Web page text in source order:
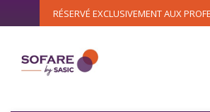
RÉSERVÉ EXCLUSIVEMENT AUX